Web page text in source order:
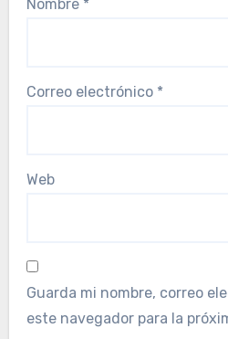
Nombre *
Correo electrónico *
Web
Guarda mi nombre, correo
este navegador para la